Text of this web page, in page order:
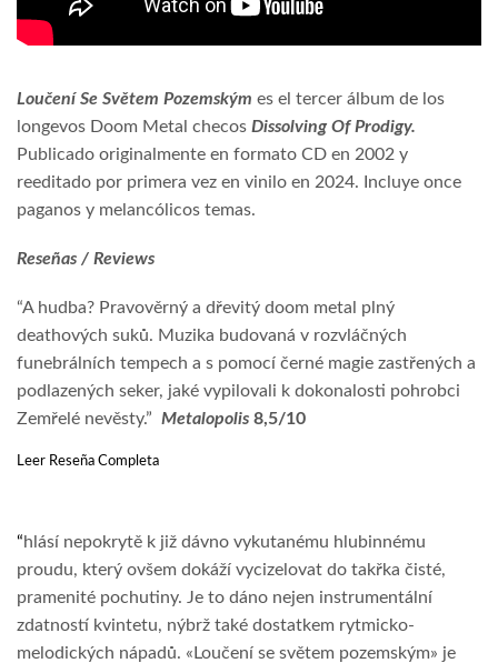
Loučení Se Světem Pozemským es el tercer álbum de los
longevos Doom Metal checos Dissolving Of Prodigy.
Publicado originalmente en formato CD en 2002 y
reeditado por primera vez en vinilo en 2024. Incluye once
paganos y melancólicos temas.
Reseñas / Reviews
“A hudba? Pravověrný a dřevitý doom metal plný
deathových suků. Muzika budovaná v rozvláčných
funebrálních tempech a s pomocí černé magie zastřených a
podlazených seker, jaké vypilovali k dokonalosti pohrobci
Zemřelé nevěsty.” Metalopolis 8,5/10
Leer Reseña Completa
“hlásí nepokrytě k již dávno vykutanému hlubinnému
proudu, který ovšem dokáží vycizelovat do takřka čisté,
pramenité pochutiny. Je to dáno nejen instrumentální
zdatností kvintetu, nýbrž také dostatkem rytmicko-
melodických nápadů. «Loučení se světem pozemským» je